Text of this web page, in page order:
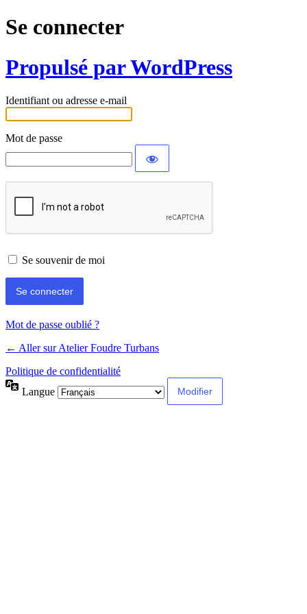
Se connecter
Propulsé par WordPress
Identifiant ou adresse e-mail
Mot de passe
Se souvenir de moi
Mot de passe oublié ?
← Aller sur Atelier Foudre Turbans
Politique de confidentialité
Langue